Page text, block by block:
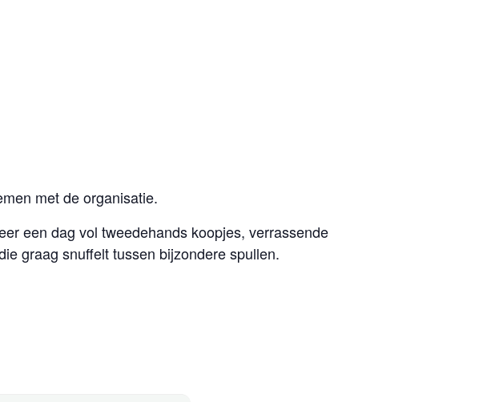
met de organisatie.
een dag vol tweedehands koopjes, verrassende
graag snuffelt tussen bijzondere spullen.